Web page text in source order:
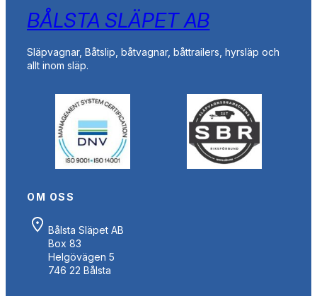
BÅLSTA SLÄPET AB
Släpvagnar, Båtslip, båtvagnar, båttrailers, hyrsläp och
allt inom släp.
OM OSS
Bålsta Släpet AB
Box 83
Helgövägen 5
746 22 Bålsta